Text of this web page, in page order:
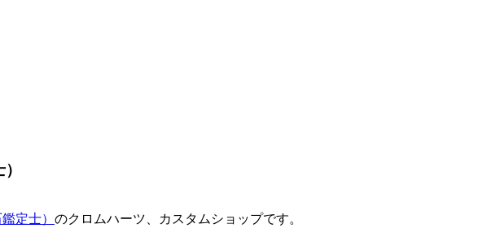
定士） のクロムハーツ、カスタムショップです。